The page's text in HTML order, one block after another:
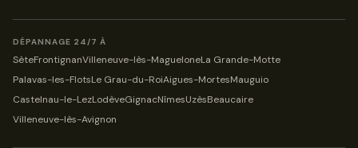
DÉPANNAGE 24/7 À
SèteFrontignanVilleneuve-lès-MagueloneLa Grande-Motte
Palavas-les-FlotsLe Grau-du-RoiAigues-MortesMauguio
Castelnau-le-LezLodèveGignacNîmesUzèsBeaucaire
Villeneuve-lès-Avignon